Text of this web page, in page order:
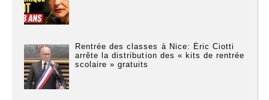
Rentrée des classes à Nice: Éric Ciotti
arrête la distribution des « kits de rentrée
scolaire » gratuits